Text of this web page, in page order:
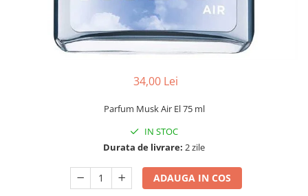
34,00 Lei
Parfum Musk Air El 75 ml
IN STOC
Durata de livrare: 2 zile
ADAUGA IN COS